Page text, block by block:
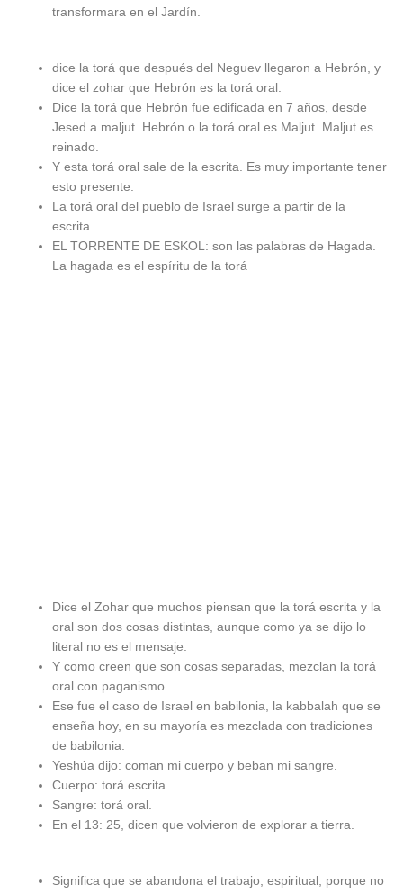
transformara en el Jardín.
dice la torá que después del Neguev llegaron a Hebrón, y
dice el zohar que Hebrón es la torá oral.
Dice la torá que Hebrón fue edificada en 7 años, desde
Jesed a maljut. Hebrón o la torá oral es Maljut. Maljut es
reinado.
Y esta torá oral sale de la escrita. Es muy importante tener
esto presente.
La torá oral del pueblo de Israel surge a partir de la
escrita.
EL TORRENTE DE ESKOL: son las palabras de Hagada.
La hagada es el espíritu de la torá
Dice el Zohar que muchos piensan que la torá escrita y la
oral son dos cosas distintas, aunque como ya se dijo lo
literal no es el mensaje.
Y como creen que son cosas separadas, mezclan la torá
oral con paganismo.
Ese fue el caso de Israel en babilonia, la kabbalah que se
enseña hoy, en su mayoría es mezclada con tradiciones
de babilonia.
Yeshúa dijo: coman mi cuerpo y beban mi sangre.
Cuerpo: torá escrita
Sangre: torá oral.
En el 13: 25, dicen que volvieron de explorar a tierra.
Significa que se abandona el trabajo, espiritual, porque no